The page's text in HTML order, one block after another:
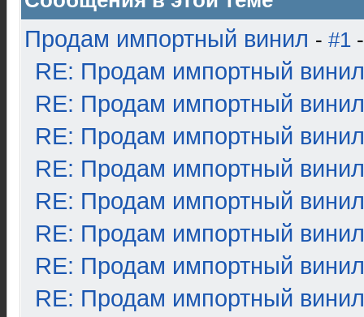
Продам импортный винил - #1
RE: Продам импортный винил
RE: Продам импортный винил
RE: Продам импортный винил
RE: Продам импортный винил
RE: Продам импортный винил
RE: Продам импортный винил
RE: Продам импортный винил
RE: Продам импортный винил